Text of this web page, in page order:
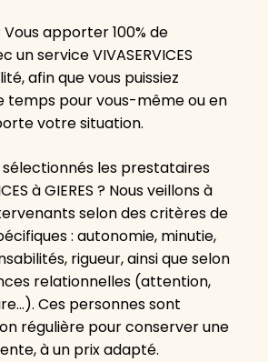
apporter 100% de
un service VIVASERVICES
afin que vous puissiez
pour vous-même ou en
votre situation.
les prestataires
à GIERES ? Nous veillons à
selon des critères de
: autonomie, minutie,
rigueur, ainsi que selon
relationnelles (attention,
Ces personnes sont
régulière pour conserver une
à un prix adapté.